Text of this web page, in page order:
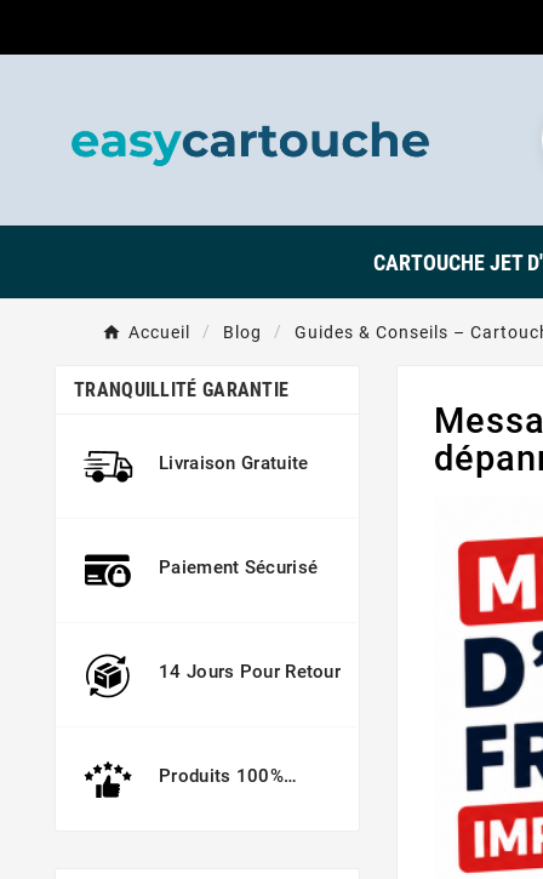
CARTOUCHE JET
Accueil Blog Guides & Conseils –
TRANQUILLITÉ GARANTIE
Livraison Gratuite
Paiement Sécurisé
14 Jours Pour Retour
Produits 100%